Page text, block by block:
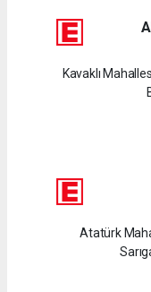
Kavaklı
Atatürk